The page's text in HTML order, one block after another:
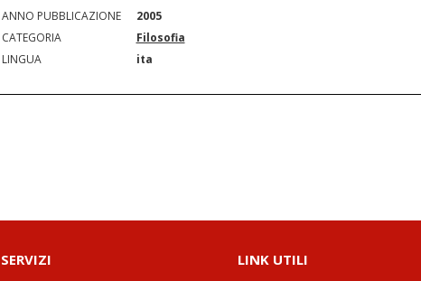
ANNO PUBBLICAZIONE
2005
CATEGORIA
Filosofia
LINGUA
ita
SERVIZI LINK UTILI